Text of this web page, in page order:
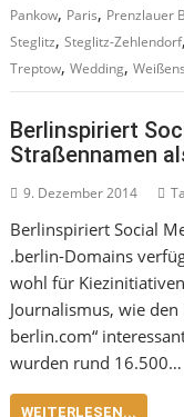
Pankow, Paris, Prenzlauer
Steglitz,Steglitz-Zehlendorf
Treptow,Wedding,
Berlinspiriert
Straßennamen
9. Dezember 2014
Berlinspiriert Social
.berlin-Domains
wohl für
Journalismus, wie
berlin.com“
wurden rund 16.500…
WEITERLESEN...